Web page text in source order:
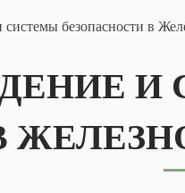
безопасности в
И